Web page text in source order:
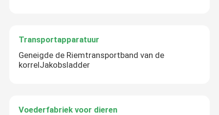
Transportapparatuur
Geneigde de Riemtransportband van de
korrelJakobsladder
Voederfabriek voor dieren